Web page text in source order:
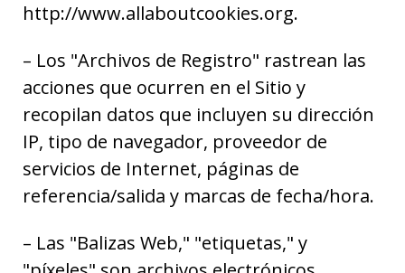
http://www.allaboutcookies.org.
– Los "Archivos de Registro" rastrean las
acciones que ocurren en el Sitio y
recopilan datos que incluyen su dirección
IP, tipo de navegador, proveedor de
servicios de Internet, páginas de
referencia/salida y marcas de fecha/hora.
– Las "Balizas Web," "etiquetas," y